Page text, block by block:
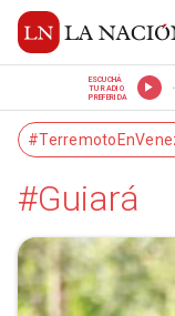
ESCUCHÁ
TU RADIO
PREFERIDA
#Guiará